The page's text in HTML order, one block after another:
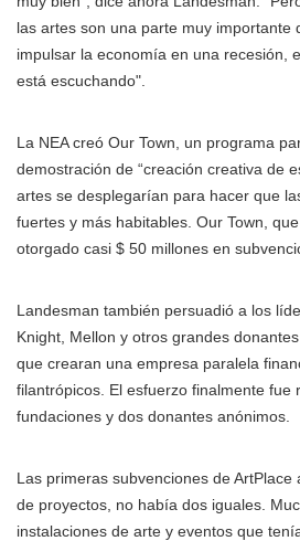
las artes son una parte muy importante
impulsar la economía en una recesión,
está escuchando".
La NEA creó Our Town, un programa
demostración de “creación creativa de
artes se desplegarían para hacer que
fuertes y más habitables. Our Town,
otorgado casi $ 50 millones en
Landesman también persuadió a los
Knight, Mellon y otros grandes
que crearan una empresa paralela
filantrópicos. El esfuerzo finalmente fue
fundaciones y dos donantes anónimos.
Las primeras subvenciones de ArtPlace
de proyectos, no había dos iguales.
instalaciones de arte y eventos que